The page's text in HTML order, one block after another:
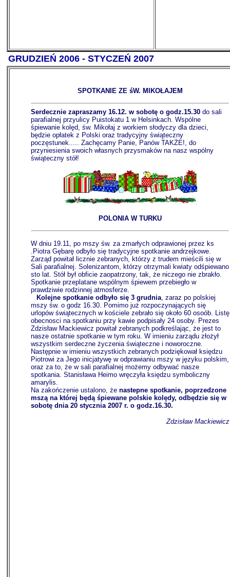
GRUDZIEŃ 2006 - STYCZEŃ 2007
SPOTKANIE ZE śW. MIKOŁAJEM
Serdecznie zapraszamy 16.12. w sobotę o godz.15.30 do sali
parafialnej przyulicy Puistokatu 1 w Helsinkach. Wspólne
śpiewanie kolęd, św. Mikołaj z workiem słodyczy dla dzieci,
będzie opłatek z Polski oraz tradycyjny świąteczny
poczęstunek..... Zachęcamy Panie, Panów TAKŻE!, do
przyniesienia swoich własnych przysmaków na nasz wspólny
świąteczny stół!
POLONIA W TURKU
W dniu 19.11, po mszy św. za zmarłych odprawionej przez ks
.Piotra Gębarę odbyło się tradycyjne spotkanie andrzejkowe.
Zarząd powitał licznie zebranych, którzy z trudem mieścili się w
Sali parafialnej. Solenizantom, którzy otrzymali kwiaty odśpiewano
sto lat. Stół był obficie zaopatrzony, tak, że niczego nie zbrakło.
Spotkanie przeplatane wspólnym śpiewem przebiegło w
prawdziwie rodzinnej atmosferze.
Kolejne spotkanie odbyło się 3 grudnia, zaraz po polskiej
mszy św. o godz 16.30. Pomimo już rozpoczynających się
urlopów świątecznych w kościele zebrało się około 60 osoób. Listę
obecnosci na spotkaniu przy kawie podpisały 24 osoby. Prezes
Zdzisław Mackiewicz powitał zebranych podkreślając, że jest to
nasze ostatnie spotkanie w tym roku. W imieniu zarządu złożył
wszystkim serdeczne życzenia świąteczne i noworoczne.
Następnie w imieniu wszystkich zebranych podziękował księdzu
Piotrowi za Jego inicjatywę w odprawianiu mszy w języku polskim,
oraz za to, że w sali parafialnej możemy odbywać nasze
spotkania. Stanisława Heimo wręczyła księdzu symboliczny
amarylis.
Na zakończenie ustalono, że nastepne spotkanie, poprzedzone
mszą na której będą śpiewane polskie kolędy, odbędzie się w
sobotę dnia 20 stycznia 2007 r. o godz.16.30.
Zdzisław Mackiewicz